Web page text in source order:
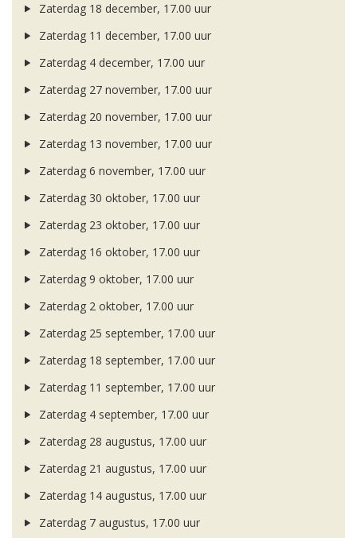
Zaterdag 18 december, 17.00 uur
Zaterdag 11 december, 17.00 uur
Zaterdag 4 december, 17.00 uur
Zaterdag 27 november, 17.00 uur
Zaterdag 20 november, 17.00 uur
Zaterdag 13 november, 17.00 uur
Zaterdag 6 november, 17.00 uur
Zaterdag 30 oktober, 17.00 uur
Zaterdag 23 oktober, 17.00 uur
Zaterdag 16 oktober, 17.00 uur
Zaterdag 9 oktober, 17.00 uur
Zaterdag 2 oktober, 17.00 uur
Zaterdag 25 september, 17.00 uur
Zaterdag 18 september, 17.00 uur
Zaterdag 11 september, 17.00 uur
Zaterdag 4 september, 17.00 uur
Zaterdag 28 augustus, 17.00 uur
Zaterdag 21 augustus, 17.00 uur
Zaterdag 14 augustus, 17.00 uur
Zaterdag 7 augustus, 17.00 uur